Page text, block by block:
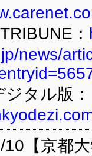
：
news/
タル版：
10【京都